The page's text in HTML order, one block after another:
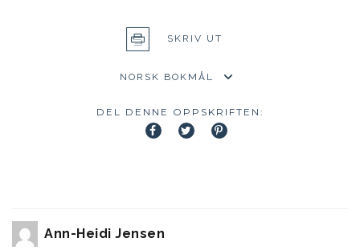
SKRIV UT
DEL DENNE OPPSKRIFTEN:
Ann-Heidi Jensen